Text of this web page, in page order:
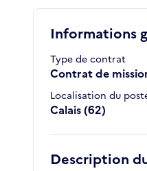
Informations
Type de contrat
Contrat de
Localisation du
Calais (62)
Description